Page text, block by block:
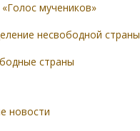
мучеников»
несвободной страны
страны
новости